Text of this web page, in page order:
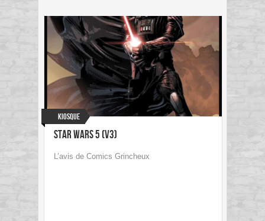
Kiosque
Star Wars 5 (V3)
L’avis de Comics Grincheux